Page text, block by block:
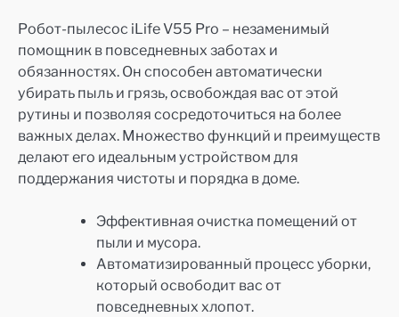
Робот-пылесос iLife V55 Pro – незаменимый
помощник в повседневных заботах и
обязанностях. Он способен автоматически
убирать пыль и грязь, освобождая вас от этой
рутины и позволяя сосредоточиться на более
важных делах. Множество функций и преимуществ
делают его идеальным устройством для
поддержания чистоты и порядка в доме.
Эффективная очистка помещений от
пыли и мусора.
Автоматизированный процесс уборки,
который освободит вас от
повседневных хлопот.